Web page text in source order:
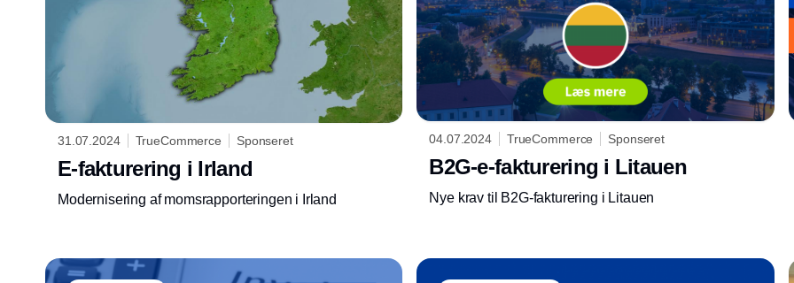
31.07.2024 TrueCommerce Sponseret
E-fakturering i Irland
Modernisering af momsrapporteringen i Irland
04.07.2024 TrueCommerce Sponseret
B2G-e-fakturering i Litauen
Nye krav til B2G-fakturering i Litauen